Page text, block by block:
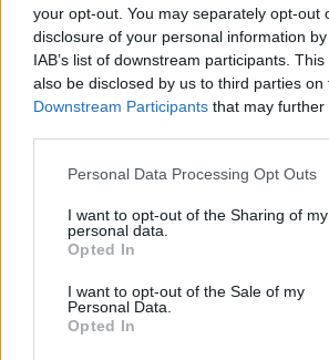
your opt-out. You may separately opt-out
disclosure of your personal information
IAB’s list of downstream participants.
also be disclosed by us to third parties on
Downstream Participants that may
Personal Data Processing Opt Outs
I want to opt-out of the Sharing of my
personal data.
Opted In
I want to opt-out of the Sale of my
Personal Data.
Opted In
DATI E RICERCHE
Audible: sempre più italiani si
entertainment